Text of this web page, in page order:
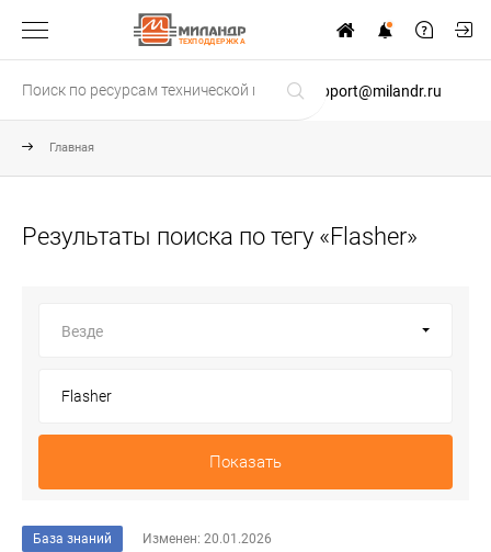
ТЕХПОДДЕРЖКА
support@milandr.ru
Главная
Результаты поиска по тегу «Flasher»
Везде
Показать
База знаний Изменен: 20.01.2026